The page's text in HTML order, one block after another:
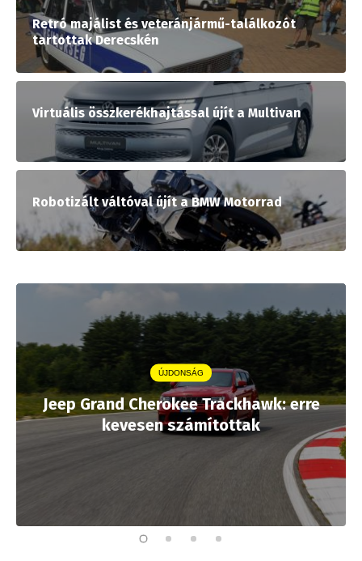
Retró majálist és veteránjármű-találkozót
tartottak Derecskén
Virtuális összkerékhajtással újít a Multivan
Robotizált váltóval újít a BMW Motorrad
ÚJDONSÁG
Jeep Grand Cherokee Trackhawk: erre
kevesen számítottak